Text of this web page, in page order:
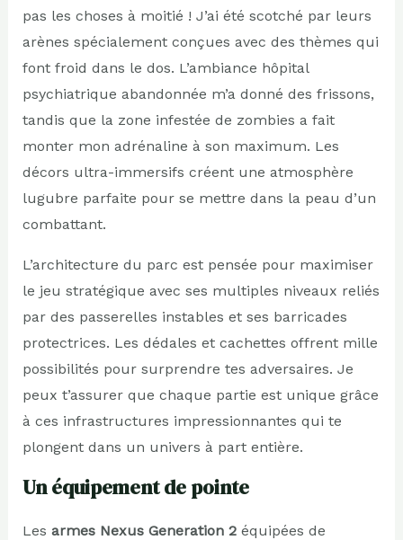
pas les choses à moitié ! J’ai été scotché par leurs
arènes spécialement conçues avec des thèmes qui
font froid dans le dos. L’ambiance hôpital
psychiatrique abandonnée m’a donné des frissons,
tandis que la zone infestée de zombies a fait
monter mon adrénaline à son maximum. Les
décors ultra-immersifs créent une atmosphère
lugubre parfaite pour se mettre dans la peau d’un
combattant.
L’architecture du parc est pensée pour maximiser
le jeu stratégique avec ses multiples niveaux reliés
par des passerelles instables et ses barricades
protectrices. Les dédales et cachettes offrent mille
possibilités pour surprendre tes adversaires. Je
peux t’assurer que chaque partie est unique grâce
à ces infrastructures impressionnantes qui te
plongent dans un univers à part entière.
Un équipement de pointe
Les armes Nexus Generation 2équipées de